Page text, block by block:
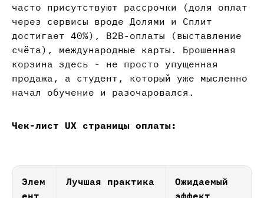
часто присутствуют рассрочки (доля оплат
через сервисы вроде Долями и Сплит
достигает 40%), B2B-оплаты (выставление
счёта), международные карты. Брошенная
корзина здесь - не просто упущенная
продажа, а студент, который уже мысленно
начал обучение и разочаровался.
Чек-лист UX страницы оплаты:
Элем
Лучшая практика
Ожидаемый